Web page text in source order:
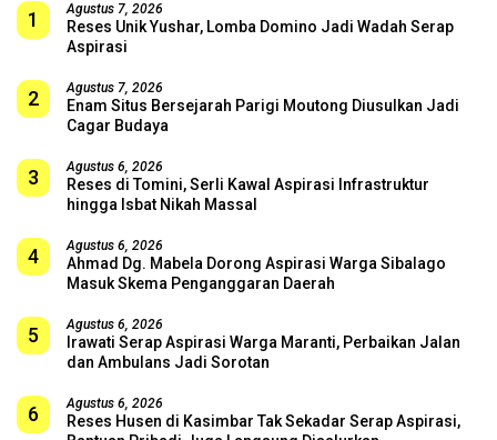
1 Agustus 7, 2026
Reses Unik Yushar, Lomba Domino Jadi Wadah Serap
Aspirasi
2 Agustus 7, 2026
Enam Situs Bersejarah Parigi Moutong Diusulkan Jadi
Cagar Budaya
3 Agustus 6, 2026
Reses di Tomini, Serli Kawal Aspirasi Infrastruktur
hingga Isbat Nikah Massal
4 Agustus 6, 2026
Ahmad Dg. Mabela Dorong Aspirasi Warga Sibalago
Masuk Skema Penganggaran Daerah
5 Agustus 6, 2026
Irawati Serap Aspirasi Warga Maranti, Perbaikan Jalan
dan Ambulans Jadi Sorotan
6 Agustus 6, 2026
Reses Husen di Kasimbar Tak Sekadar Serap Aspirasi,